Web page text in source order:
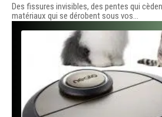
Des fissures invisibles, des pentes qui
matériaux qui se dérobent sous vos…